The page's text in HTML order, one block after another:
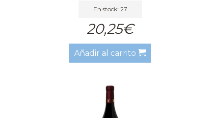
En stock: 27
20,25€
Añadir al carrito